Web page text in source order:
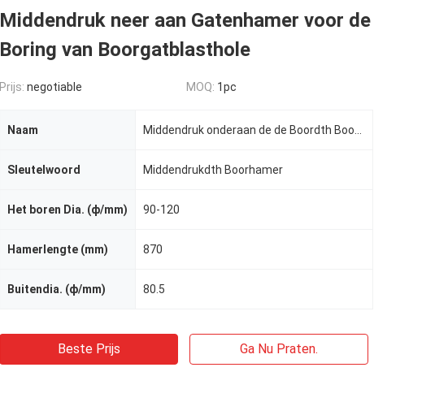
Middendruk neer aan Gatenhamer voor de
Boring van Boorgatblasthole
Prijs: negotiable MOQ: 1pc
Naam
Sleutelwoord Middendrukdth Boorhamer
Het boren Dia. (ф/mm) 90-120
Hamerlengte (mm) 870
Buitendia. (ф/mm) 80.5
Beste Prijs Ga Nu Praten.